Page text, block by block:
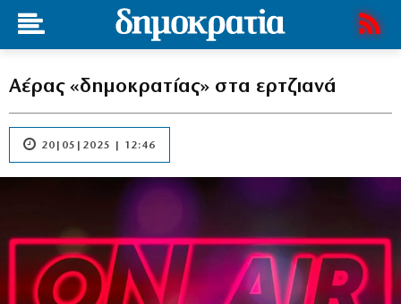
Αέρας «δημοκρατίας» στα ερτζιανά
20|05|2025 | 12:46